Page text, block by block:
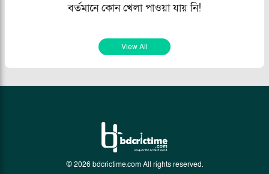
বর্তমানে কোন খেলা পাওয়া যায় নি!
View All
© 2026 bdcrictime.com All rights reserved.